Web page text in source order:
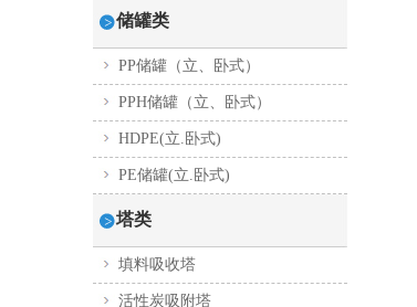
储罐类
PP储罐（立、卧式）
PPH储罐（立、卧式）
HDPE(立.卧式)
PE储罐(立.卧式)
塔类
填料吸收塔
活性炭吸附塔